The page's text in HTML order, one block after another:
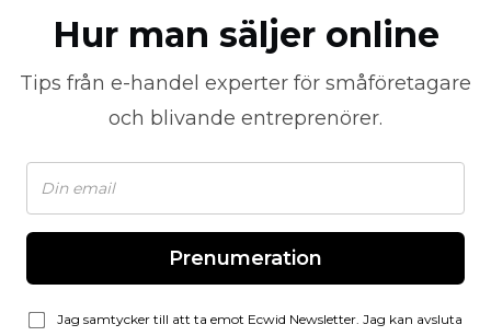
Hur man säljer online
Tips från e-handel experter för småföretagare
och blivande entreprenörer.
Prenumeration
Jag samtycker till att ta emot Ecwid Newsletter. Jag kan avsluta